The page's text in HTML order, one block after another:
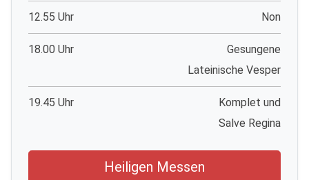
12.55 Uhr Non
18.00 Uhr
Gesungene
Lateinische Vesper
19.45 Uhr
Komplet und
Salve Regina
Heiligen Messen